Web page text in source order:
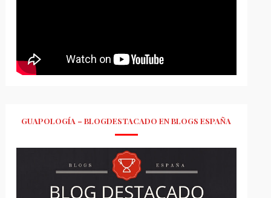
GUAPOLOGÍA – BLOGDESTACADO EN BLOGS ESPAÑA